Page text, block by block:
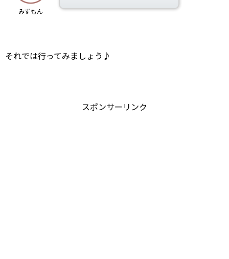
みずもん
それでは行ってみましょう♪
スポンサーリンク